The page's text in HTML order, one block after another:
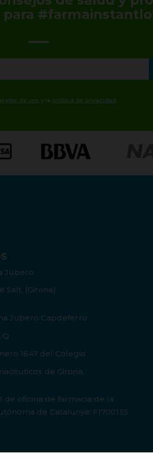
para
de uso y la política de privacidad
Jubero
Salt, (Girona)
Jubero Capdeferro
Q
1647 del Colegio
de Girona.
de oficina de farmacia de la
de Catalunya: F1700135